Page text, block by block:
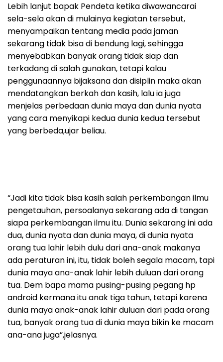
Lebih lanjut bapak Pendeta ketika diwawancarai
sela-sela akan di mulainya kegiatan tersebut,
menyampaikan tentang media pada jaman
sekarang tidak bisa di bendung lagi, sehingga
menyebabkan banyak orang tidak siap dan
terkadang di salah gunakan, tetapi kalau
penggunaannya bijaksana dan disiplin maka akan
mendatangkan berkah dan kasih, lalu ia juga
menjelas perbedaan dunia maya dan dunia nyata
yang cara menyikapi kedua dunia kedua tersebut
yang berbeda,ujar beliau.
“Jadi kita tidak bisa kasih salah perkembangan ilmu
pengetauhan, persoalanya sekarang ada di tangan
siapa perkembangan ilmu itu. Dunia sekarang ini ada
dua, dunia nyata dan dunia maya, di dunia nyata
orang tua lahir lebih dulu dari ana-anak makanya
ada peraturan ini, itu, tidak boleh segala macam, tapi
dunia maya ana-anak lahir lebih duluan dari orang
tua. Dem bapa mama pusing-pusing pegang hp
android kermana itu anak tiga tahun, tetapi karena
dunia maya anak-anak lahir duluan dari pada orang
tua, banyak orang tua di dunia maya bikin ke macam
ana-ana juga”,jelasnya.